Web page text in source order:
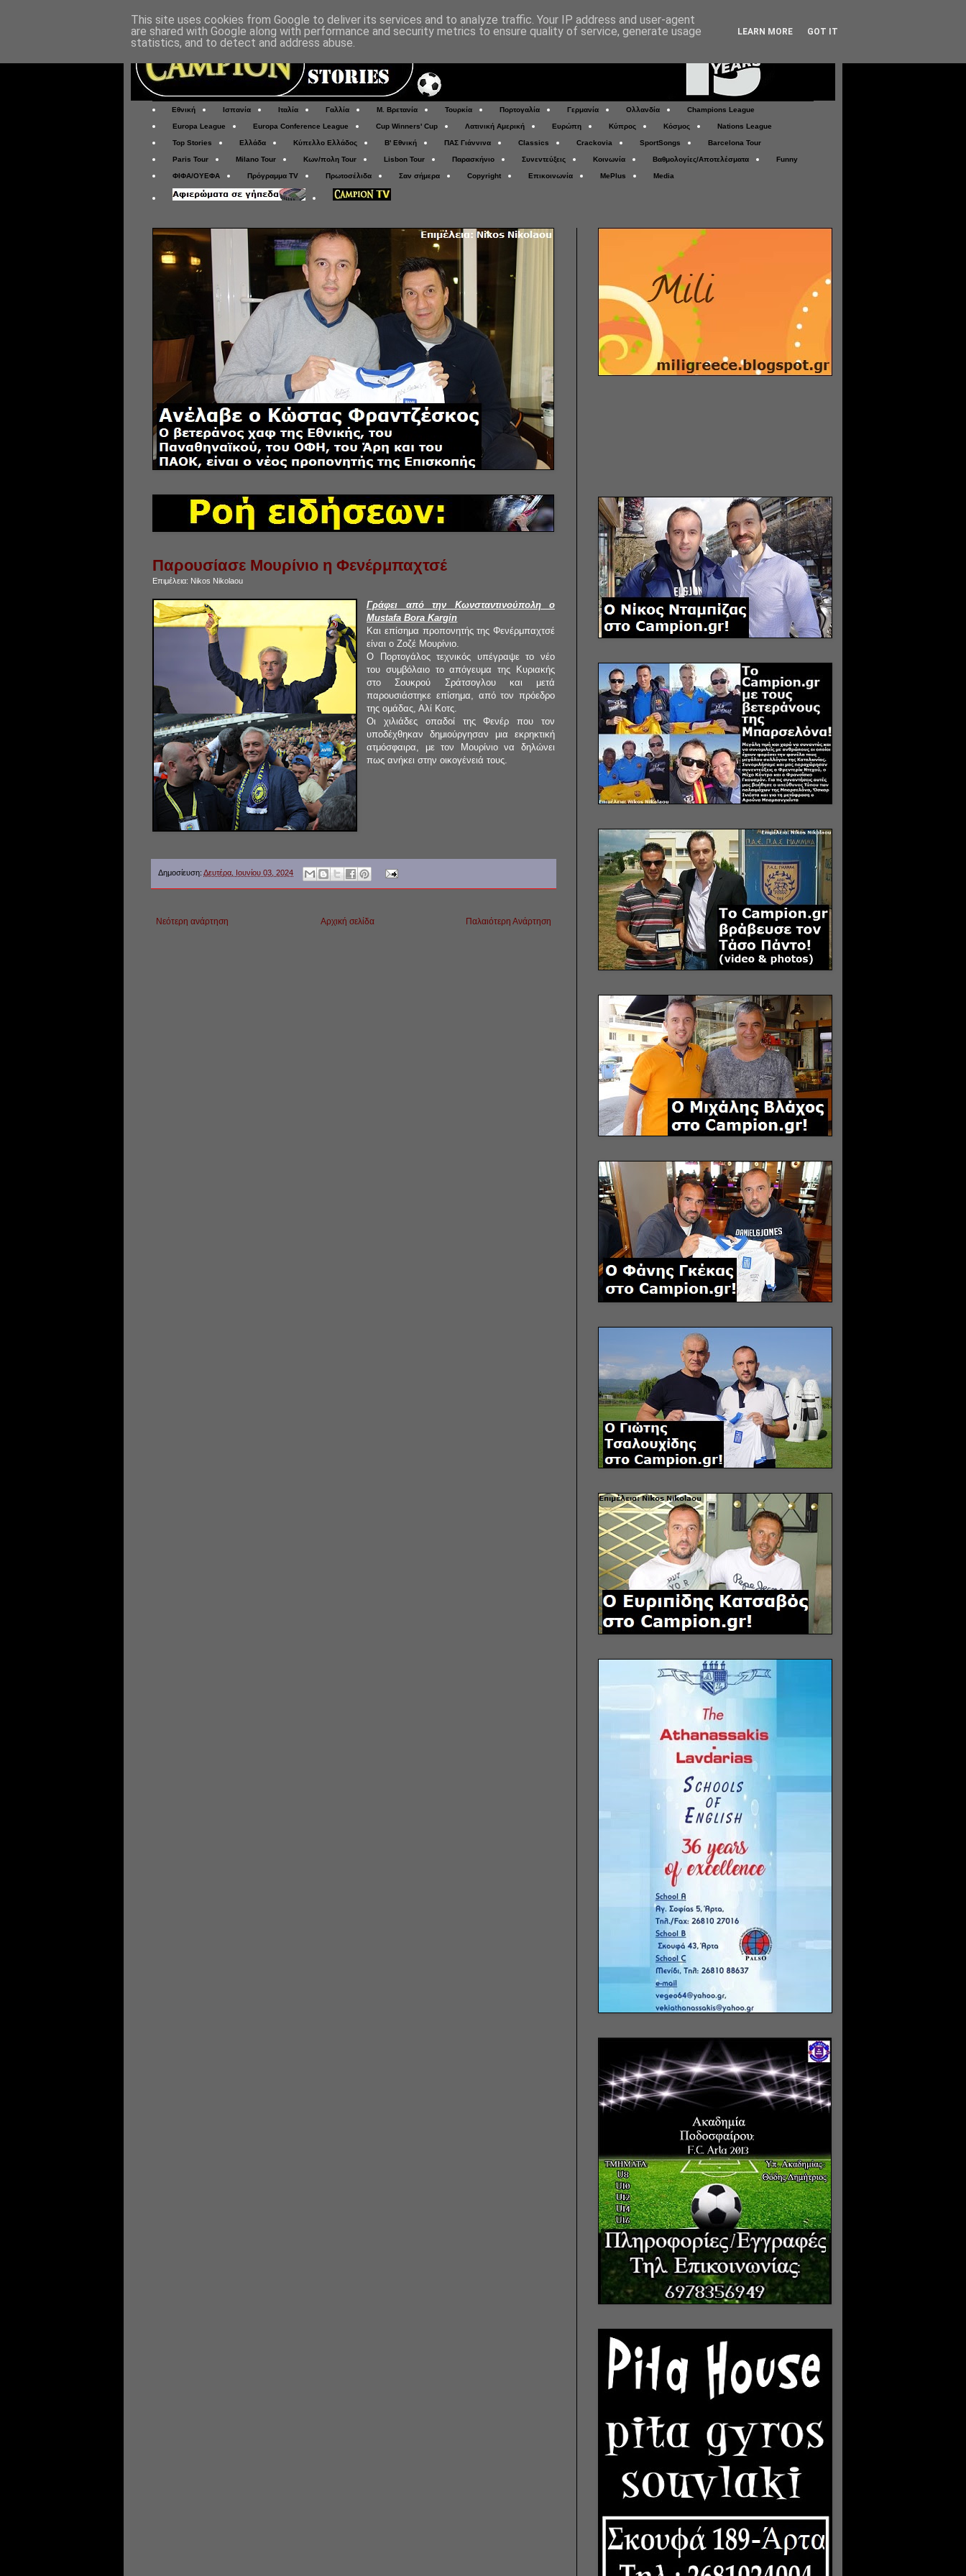
Εθνική Ισπανία Ιταλία Γαλλία Μ. Βρετανία Τουρκία Πορτογαλία Γερμανία Ολλανδία Champions League
Europa League Europa Conference League Cup Winners' Cup Λατινική Αμερική Ευρώπη Κύπρος Κόσμος Nations League
Top Stories Ελλάδα Κύπελλο Ελλάδος Β' Εθνική ΠΑΣ Γιάννινα Classics Crackovia SportSongs Barcelona Tour
Paris Tour Milano Tour Κων/πολη Tour Lisbon Tour Παρασκήνιο Συνεντεύξεις Κοινωνία Βαθμολογίες/Αποτελέσματα Funny
ΦΙΦΑ/ΟΥΕΦΑ Πρόγραμμα TV Πρωτοσέλιδα Σαν σήμερα Copyright Επικοινωνία MePlus Media
Παρουσίασε Μουρίνιο η Φενέρμπαχτσέ
Επιμέλεια: Nikos Nikolaou
Γράφει από την Κωνσταντινούπολη ο
Mustafa Bora Kargin
Και επίσημα προπονητής της Φενέρμπαχτσέ
είναι ο Ζοζέ Μουρίνιο.
Ο Πορτογάλος τεχνικός υπέγραψε το νέο
του συμβόλαιο το απόγευμα της Κυριακής
στο Σουκρού Σράτσογλου και μετά
παρουσιάστηκε επίσημα, από τον πρόεδρο
της ομάδας, Αλί Κοτς.
Οι χιλιάδες οπαδοί της Φενέρ που τον
υποδέχθηκαν δημιούργησαν μια εκρηκτική
ατμόσφαιρα, με τον Μουρίνιο να δηλώνει
πως ανήκει στην οικογένειά τους.
Δημοσίευση: Δευτέρα, Ιουνίου 03, 2024
Νεότερη ανάρτηση Παλαιότερη Ανάρτηση
Αρχική σελίδα
This site uses cookies from Google to deliver its services and to analyze traffic. Your IP address and user-agent
are shared with Google along with performance and security metrics to ensure quality of service, generate usage
statistics, and to detect and address abuse.
LEARN MORE GOT IT